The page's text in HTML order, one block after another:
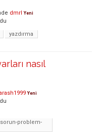
dmrl Yeni
yazdırma
nasıl
Yeni
sorun-problem-